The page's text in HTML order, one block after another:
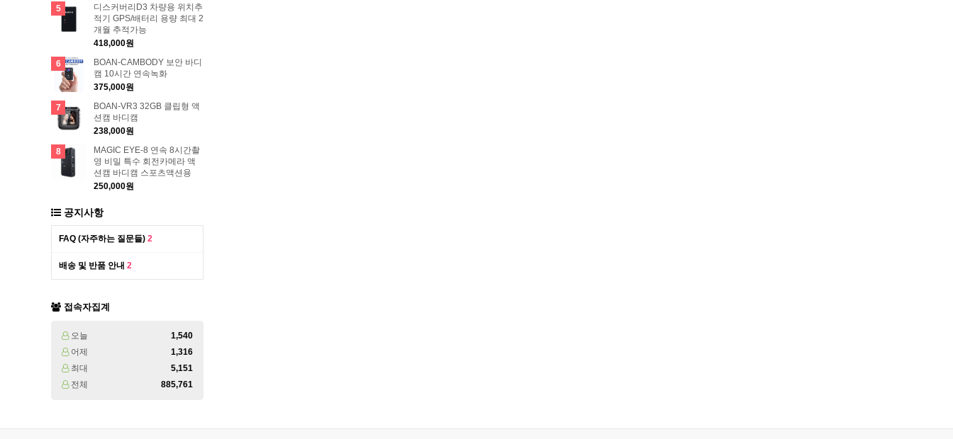
5
디스커버리D3 차량용 위치추
적기 GPS/배터리 용량 최대 2
개월 추적가능
418,000원
6
BOAN-CAMBODY 보안 바디
캠 10시간 연속녹화
375,000원
7
BOAN-VR3 32GB 클립형 액
션캠 바디캠
238,000원
8
MAGIC EYE-8 연속 8시간촬
영 비밀 특수 회전카메라 액
션캠 바디캠 스포츠액션용
250,000원
공지사항
FAQ (자주하는 질문들) 2
배송 및 반품 안내 2
접속자집계
오늘
1,540
어제
1,316
최대
5,151
전체
885,761